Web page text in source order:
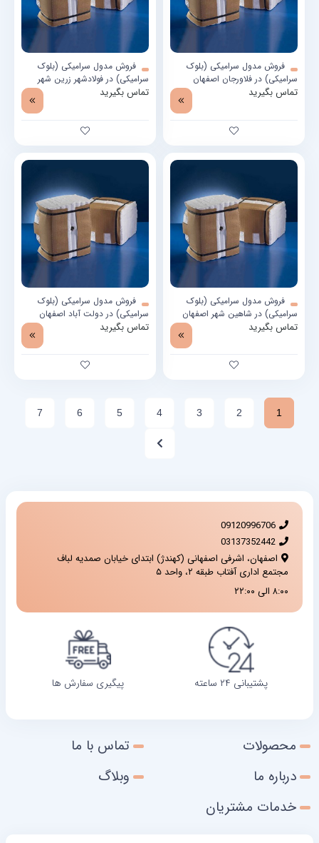
فروش مدول سرامیکی (بلوک
سرامیکی) در فلاورجان اصفهان
تماس بگیرید
فروش مدول سرامیکی (بلوک
سرامیکی) در فولادشهر زرین شهر
اصفهان
تماس بگیرید
فروش مدول سرامیکی (بلوک
سرامیکی) در شاهین شهر اصفهان
تماس بگیرید
فروش مدول سرامیکی (بلوک
سرامیکی) در دولت آباد اصفهان
تماس بگیرید
1
2
3
4
5
6
7
09120996706
03137352442
اصفهان، اشرفی اصفهانی (کهندژ) ابتدای خیابان صمدیه لباف
مجتمع اداری آفتاب طبقه ۲، واحد ۵
۸:۰۰ الی ۲۲:۰۰
پشتیبانی ۲۴ ساعته پیگیری سفارش ها
محصولات
تماس با ما
درباره ما
وبلاگ
خدمات مشتریان